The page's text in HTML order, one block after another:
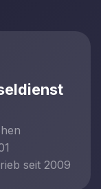
seit 2009